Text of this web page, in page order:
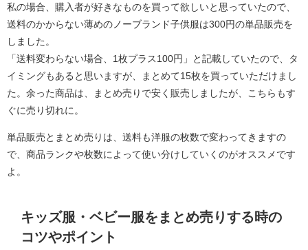
私の場合、購入者が好きなものを買って欲しいと思っていたので、
送料のかからない薄めのノーブランド子供服は300円の単品販売を
しました。
「送料変わらない場合、1枚プラス100円」と記載していたので、タ
イミングもあると思いますが、まとめて15枚を買っていただけまし
た。余った商品は、まとめ売りで安く販売しましたが、こちらもす
ぐに売り切れに。
単品販売とまとめ売りは、送料も洋服の枚数で変わってきますの
で、商品ランクや枚数によって使い分けしていくのがオススメです
よ。
キッズ服・ベビー服をまとめ売りする時の
コツやポイント